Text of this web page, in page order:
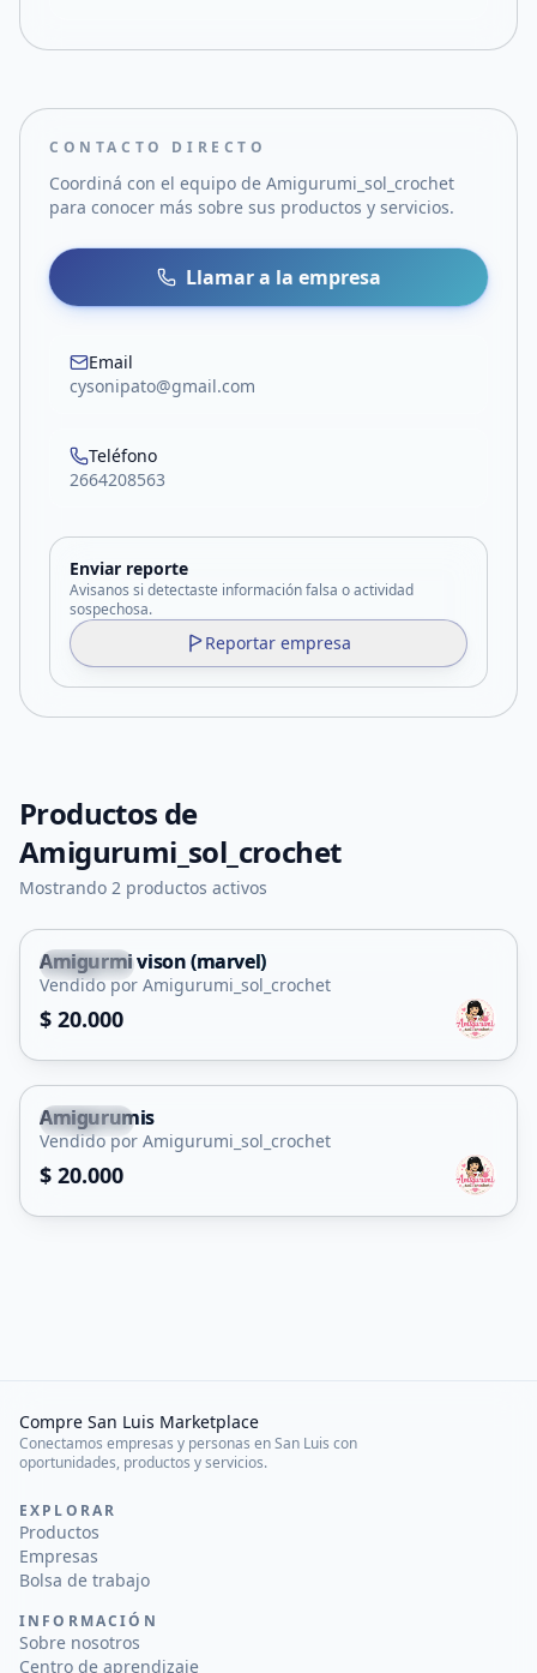
CONTACTO DIRECTO
Coordiná con el equipo de Amigurumi_sol_crochet
para conocer más sobre sus productos y servicios.
Llamar a la empresa
Email
cysonipato@gmail.com
Teléfono
2664208563
Enviar reporte
Avisanos si detectaste información falsa o actividad
sospechosa.
Reportar empresa
Productos de
Amigurumi_sol_crochet
Mostrando 2 productos activos
Capital
Amigurmi vison (marvel)
Vendido por Amigurumi_sol_crochet
$ 20.000
Capital
Amigurumis
Vendido por Amigurumi_sol_crochet
$ 20.000
Compre San Luis Marketplace
Conectamos empresas y personas en San Luis con
oportunidades, productos y servicios.
EXPLORAR
Productos
Empresas
Bolsa de trabajo
INFORMACIÓN
Sobre nosotros
Centro de aprendizaje